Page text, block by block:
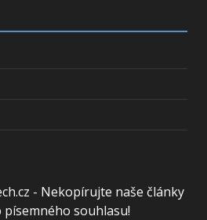
- Nekopírujte naše články
písemného souhlasu!